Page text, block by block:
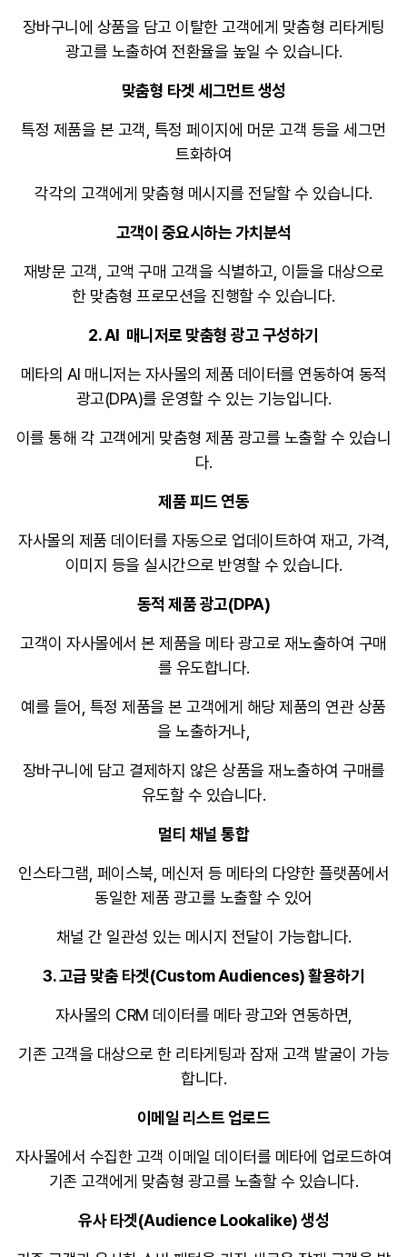
장바구니에 상품을 담고 이탈한 고객에게 맞춤형 리타게팅
광고를 노출하여 전환율을 높일 수 있습니다.
맞춤형 타겟 세그먼트 생성
특정 제품을 본 고객, 특정 페이지에 머문 고객 등을 세그먼
트화하여
각각의 고객에게 맞춤형 메시지를 전달할 수 있습니다.
고객이 중요시하는 가치분석
재방문 고객, 고액 구매 고객을 식별하고, 이들을 대상으로
한 맞춤형 프로모션을 진행할 수 있습니다.
2. AI 매니저로 맞춤형 광고 구성하기
메타의 AI 매니저는 자사몰의 제품 데이터를 연동하여 동적
광고(DPA)를 운영할 수 있는 기능입니다.
이를 통해 각 고객에게 맞춤형 제품 광고를 노출할 수 있습니
다.
제품 피드 연동
자사몰의 제품 데이터를 자동으로 업데이트하여 재고, 가격,
이미지 등을 실시간으로 반영할 수 있습니다.
동적 제품 광고(DPA)
고객이 자사몰에서 본 제품을 메타 광고로 재노출하여 구매
를 유도합니다.
예를 들어, 특정 제품을 본 고객에게 해당 제품의 연관 상품
을 노출하거나,
장바구니에 담고 결제하지 않은 상품을 재노출하여 구매를
유도할 수 있습니다.
멀티 채널 통합
인스타그램, 페이스북, 메신저 등 메타의 다양한 플랫폼에서
동일한 제품 광고를 노출할 수 있어
채널 간 일관성 있는 메시지 전달이 가능합니다.
3. 고급 맞춤 타겟(Custom Audiences) 활용하기
자사몰의 CRM 데이터를 메타 광고와 연동하면,
기존 고객을 대상으로 한 리타게팅과 잠재 고객 발굴이 가능
합니다.
이메일 리스트 업로드
자사몰에서 수집한 고객 이메일 데이터를 메타에 업로드하여
기존 고객에게 맞춤형 광고를 노출할 수 있습니다.
유사 타겟(Audience Lookalike) 생성